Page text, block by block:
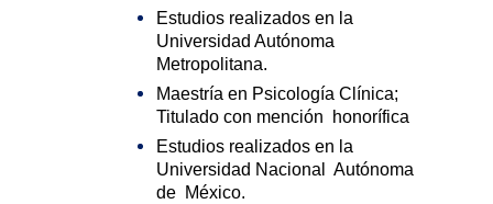
Estudios realizados en la
Universidad Autónoma
Metropolitana.
Maestría en Psicología Clínica;
Titulado con mención honorífica
Estudios realizados en la
Universidad Nacional Autónoma
de México.